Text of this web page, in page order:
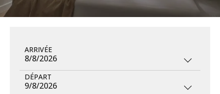
ARRIVÉE
8/8/2026
DÉPART
9/8/2026